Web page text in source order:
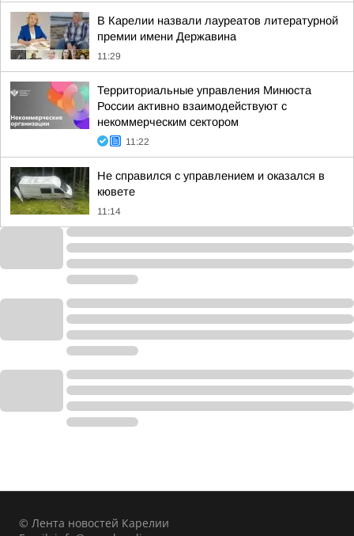
В Карелии назвали лауреатов литературной
премии имени Державина
11:29
Территориальные управления Минюста
России активно взаимодействуют с
некоммерческим сектором
11:22
Не справился с управлением и оказался в
кювете
11:14
© Лента новостей Карелии